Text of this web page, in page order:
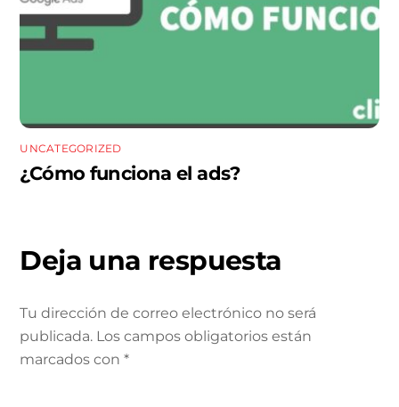
UNCATEGORIZED
¿Cómo funciona el ads?
Deja una respuesta
Tu dirección de correo electrónico no será
publicada. Los campos obligatorios están
marcados con*